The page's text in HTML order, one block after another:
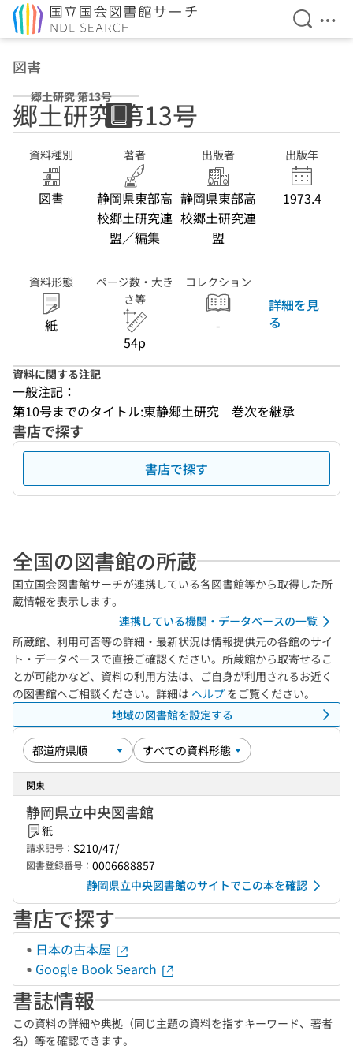
検索を
メ
図書
郷土研究 第13号
郷土研究 第13号
資料種別
図書
著者
静岡県東部高
校郷土研究連
盟／編集
出版者
静岡県東部高
校郷土研究連
盟
出版年
1973.4
資料形態
紙
ページ数・大き
さ等
54p
コレクション
-
詳細を見
る
資料に関する注記
一般注記：
第10号までのタイトル:東静郷土研究　巻次を継承
書店で探す
書店で探す
全国の図書館の所蔵
国立国会図書館サーチが連携している各図書館等から取得した所
蔵情報を表示します。
連携している機関・データベースの一覧
所蔵館、利用可否等の詳細・最新状況は情報提供元の各館のサイ
ト・データベースで直接ご確認ください。所蔵館から取寄せるこ
とが可能かなど、資料の利用方法は、ご自身が利用されるお近く
の図書館へご相談ください。詳細は ヘルプ をご覧ください。
地域の図書館を設定する
関東
静岡県立中央図書館
紙
請求記号： S210/47/
図書登録番号： 0006688857
静岡県立中央図書館のサイトでこの本を確認
書店で探す
日本の古本屋
Google Book Search
書誌情報
この資料の詳細や典拠（同じ主題の資料を指すキーワード、著者
名）等を確認できます。